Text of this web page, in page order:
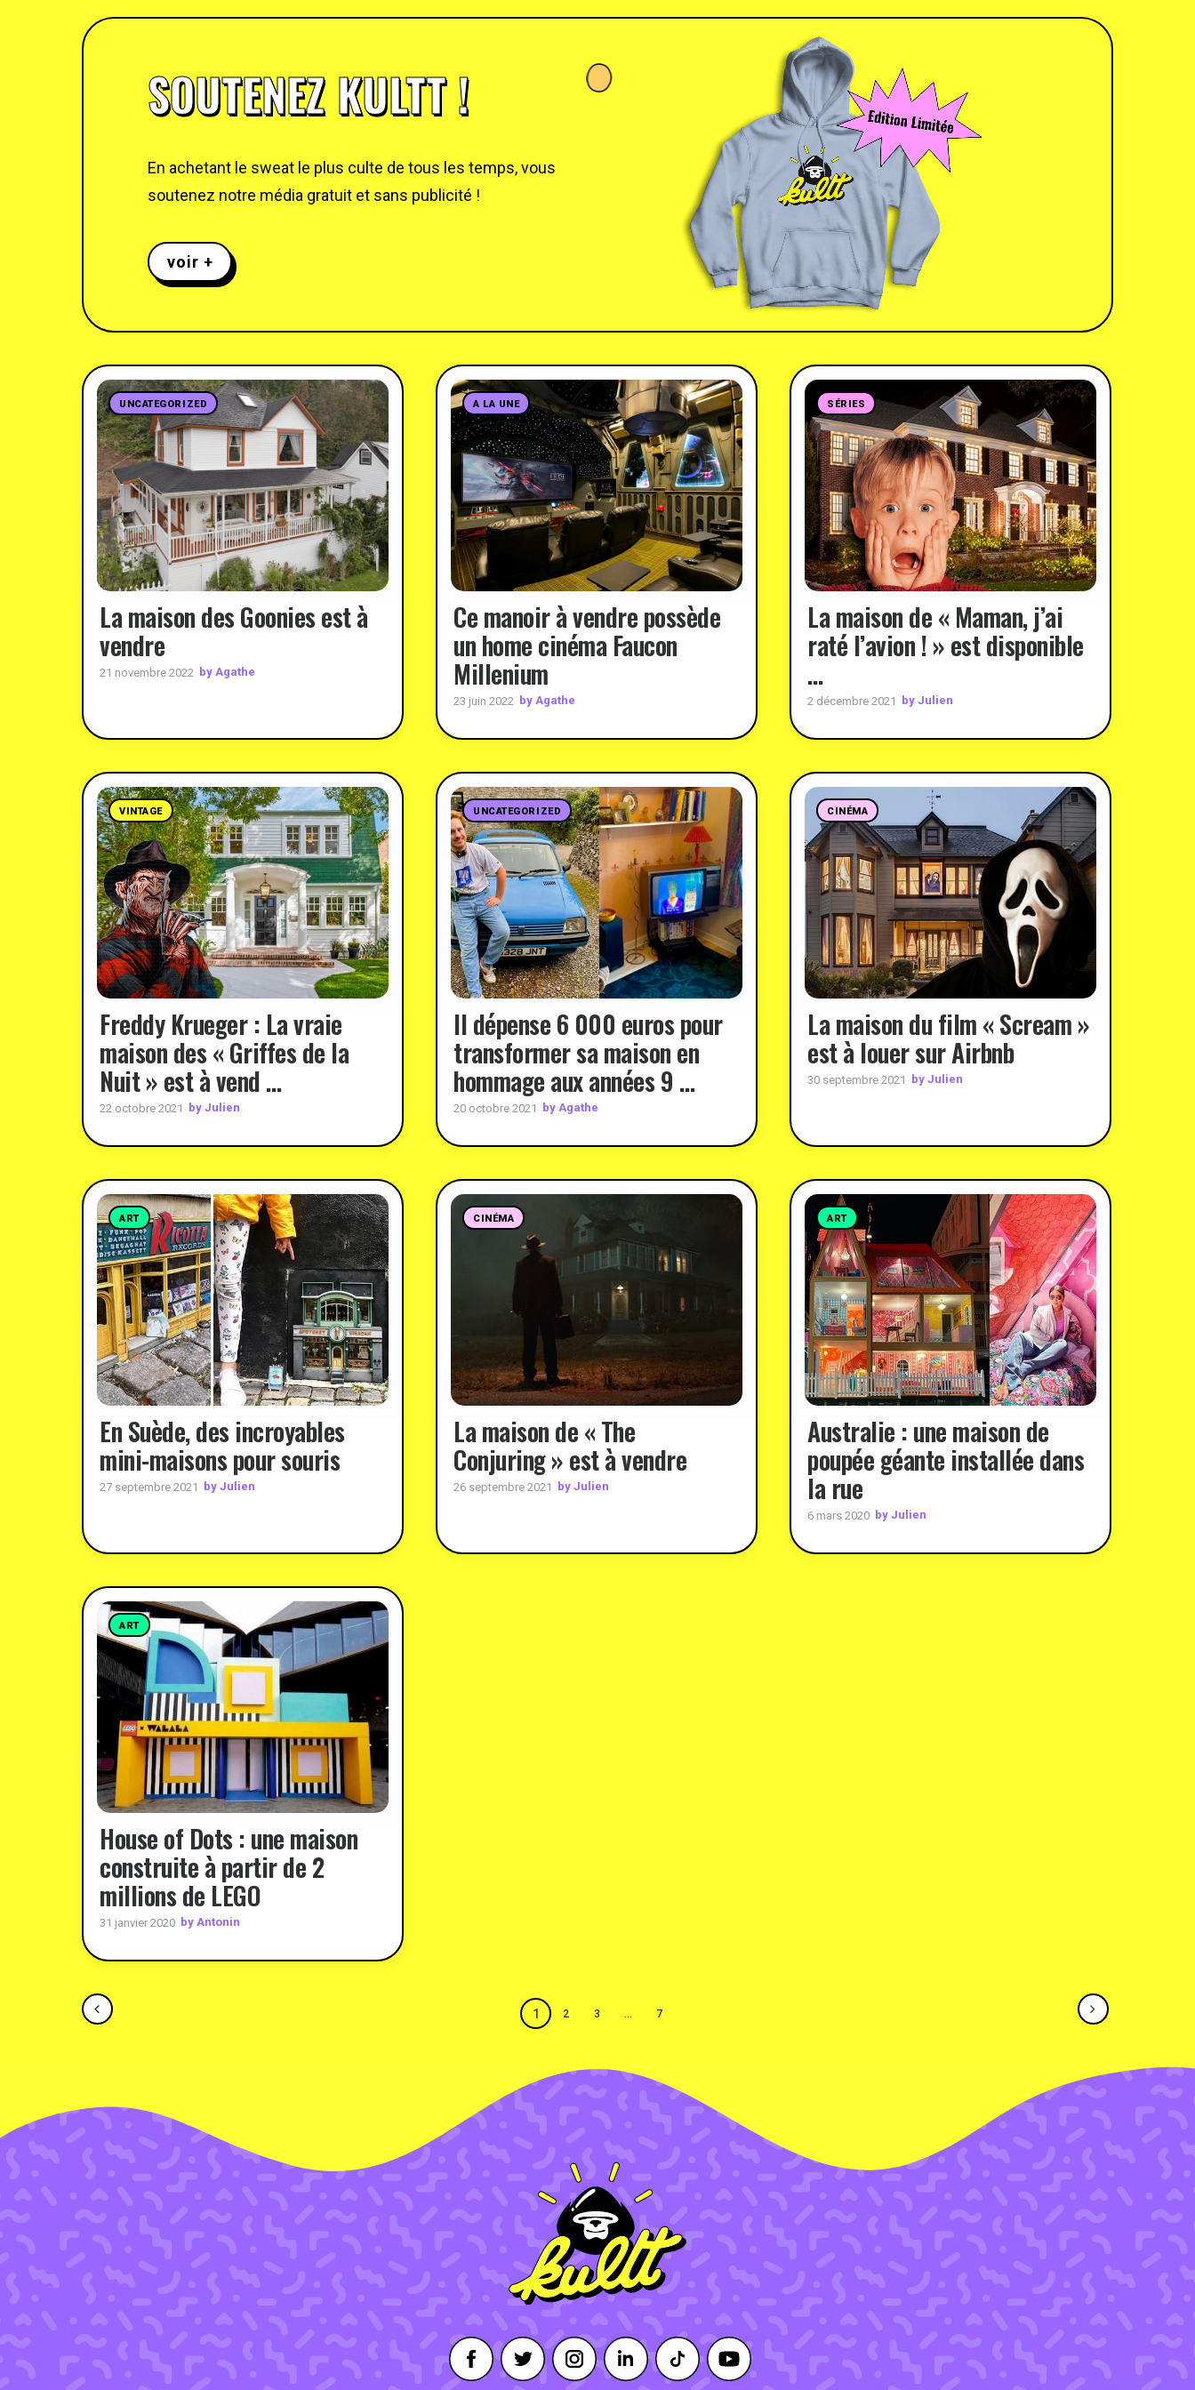
SOUTENEZ KULTT !
En achetant le sweat le plus culte de tous les temps, vous
soutenez notre média gratuit et sans publicité !
voir +
UNCATEGORIZED
La maison des Goonies est à
vendre
21 novembre 2022 by Agathe
A LA UNE
Ce manoir à vendre possède
un home cinéma Faucon
Millenium
23 juin 2022 by Agathe
SÉRIES
La maison de « Maman, j’ai
raté l’avion ! » est disponible
…
2 décembre 2021 by Julien
VINTAGE
Freddy Krueger : La vraie
maison des « Griffes de la
Nuit » est à vend …
22 octobre 2021 by Julien
UNCATEGORIZED
Il dépense 6 000 euros pour
transformer sa maison en
hommage aux années 9 …
20 octobre 2021 by Agathe
CINÉMA
La maison du film « Scream »
est à louer sur Airbnb
30 septembre 2021 by Julien
ART
En Suède, des incroyables
mini-maisons pour souris
27 septembre 2021 by Julien
CINÉMA
La maison de « The
Conjuring » est à vendre
26 septembre 2021 by Julien
ART
Australie : une maison de
poupée géante installée dans
la rue
6 mars 2020 by Julien
ART
House of Dots : une maison
construite à partir de 2
millions de LEGO
31 janvier 2020 by Antonin
1 2 3 … 7